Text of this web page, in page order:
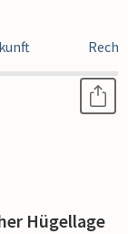
Hügellage